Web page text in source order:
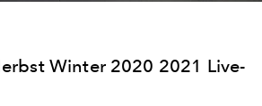
Winter 2020 2021 Live-